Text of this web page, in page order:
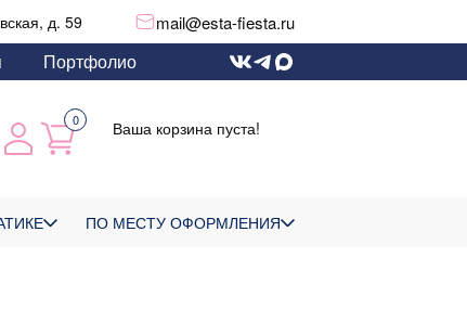
д. 59 mail@esta-fiesta.ru
Портфолио
0 Ваша корзина пуста!
ПО МЕСТУ ОФОРМЛЕНИЯ